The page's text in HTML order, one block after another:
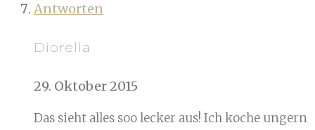
Antworten
Diorella
29. Oktober 2015
Das sieht alles soo lecker aus! Ich koche ungern